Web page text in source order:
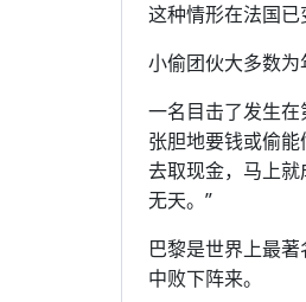
这种情形在法国已
小偷团伙大多数为
一名目击了发生
张胆地要钱或偷
去取现金，马上
无天。”
巴黎是世界上最
中败下阵来。